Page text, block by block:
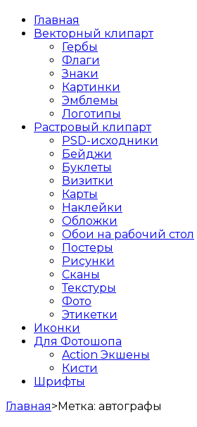
Главная
Векторный клипарт
Гербы
Флаги
Знаки
Картинки
Эмблемы
Логотипы
Растровый клипарт
PSD-исходники
Бейджи
Буклеты
Визитки
Карты
Наклейки
Обложки
Обои на рабочий стол
Постеры
Рисунки
Сканы
Текстуры
Фото
Этикетки
Иконки
Для Фотошопа
Action Экшены
Кисти
Шрифты
Главная>Метка: автографы